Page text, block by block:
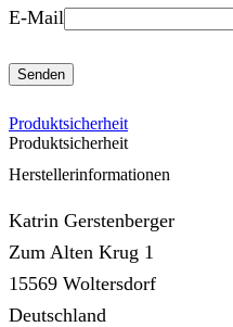
E-Mail
Produktsicherheit
Produktsicherheit
Herstellerinformationen
Katrin Gerstenberger
Zum Alten Krug 1
15569 Woltersdorf
Deutschland